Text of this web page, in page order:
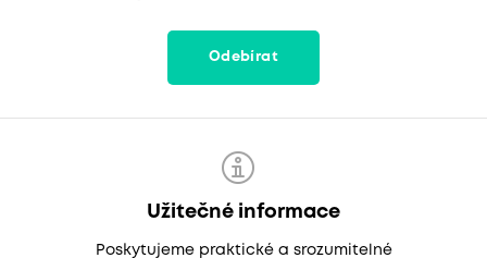
Odebírat
Užitečné informace
Poskytujeme praktické a srozumitelné